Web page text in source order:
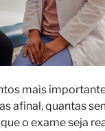
mais
afinal, quantas
o exame seja